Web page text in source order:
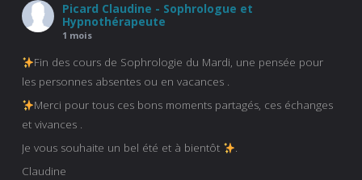
Picard Claudine - Sophrologue et
Hypnothérapeute
1 mois
Fin des cours de Sophrologie du Mardi, une pensée pour
les personnes absentes ou en vacances .
Merci pour tous ces bons moments partagés, ces échanges
et vivances .
Je vous souhaite un bel été et à bientôt
.
Claudine